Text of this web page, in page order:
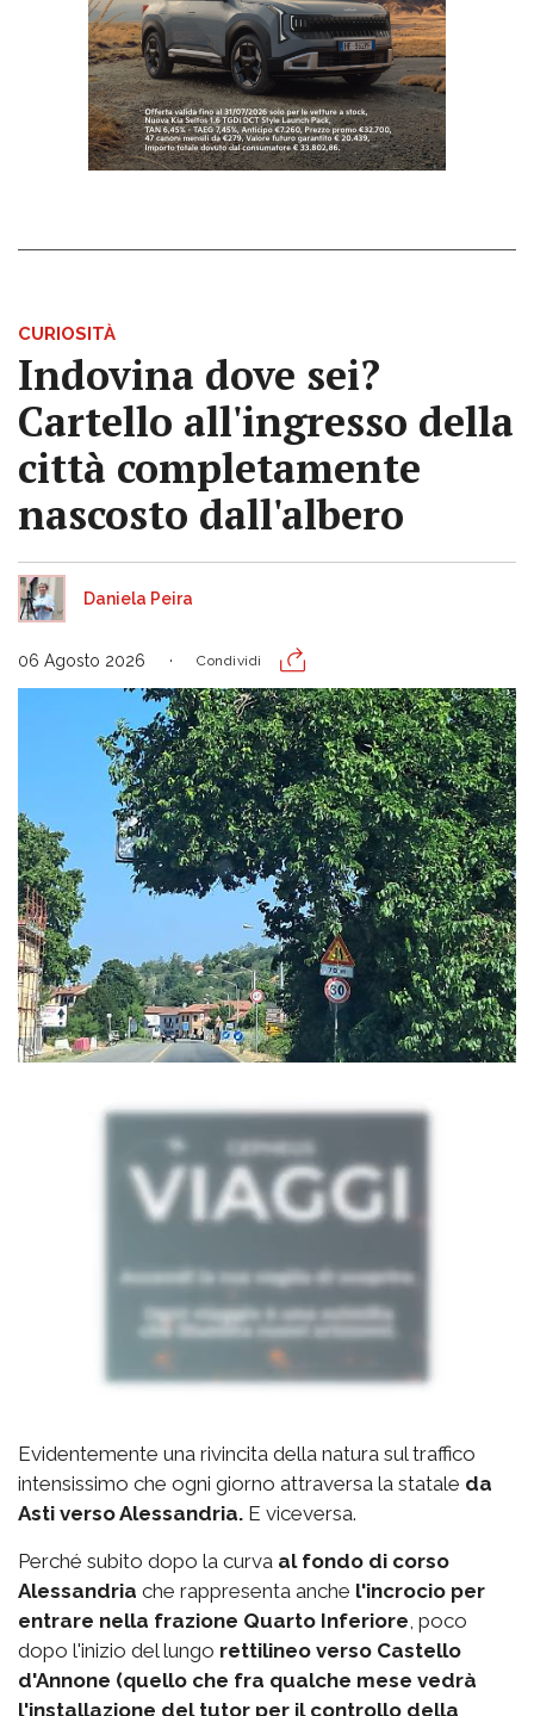
CURIOSITÀ
Indovina dove sei?
Cartello all'ingresso della
città completamente
nascosto dall'albero
Daniela Peira
06 Agosto 2026 Condividi
Evidentemente una rivincita della natura sul traffico
intensissimo che ogni giorno attraversa la statale da
Asti verso Alessandria. E viceversa.
Perché subito dopo la curva al fondo di corso
Alessandria che rappresenta anche l'incrocio per
entrare nella frazione Quarto Inferiore , poco
dopo l'inizio del lungo rettilineo verso Castello
d'Annone (quello che fra qualche mese vedrà
l'installazione del tutor per il controllo della